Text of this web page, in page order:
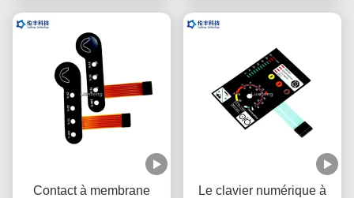
Contact à membrane
Le clavier numérique à